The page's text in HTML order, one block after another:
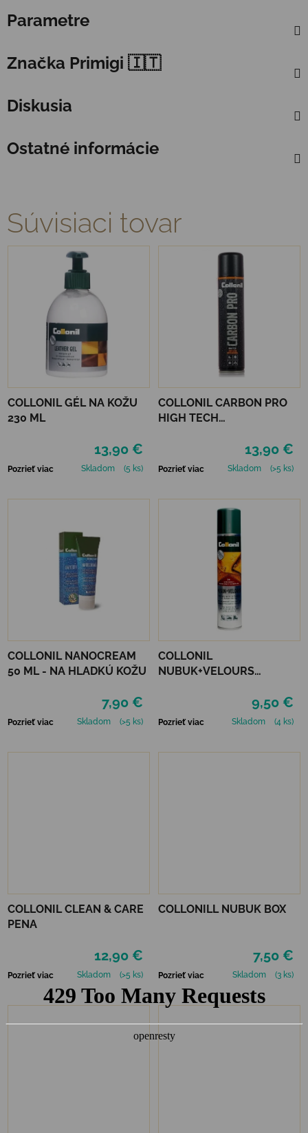
Parametre
Značka Primigi 🇮🇹
Diskusia
Ostatné informácie
Súvisiaci tovar
COLLONIL GÉL NA KOŽU
230 ML
13,90 €
Pozrieť viac Skladom (5 ks)
COLLONIL CARBON PRO
HIGH TECH
13,90 €
Pozrieť viac Skladom (>5 ks)
COLLONIL NANOCREAM
50 ML - NA HLADKÚ KOŽU
7,90 €
Pozrieť viac Skladom (>5 ks)
COLLONIL
NUBUK+VELOURS
9,50 €
Pozrieť viac Skladom (4 ks)
COLLONIL CLEAN & CARE
PENA
12,90 €
Pozrieť viac Skladom (>5 ks)
COLLONILL NUBUK BOX
7,50 €
Pozrieť viac Skladom (3 ks)